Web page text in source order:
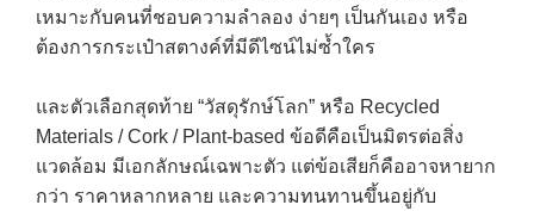
เหมาะกับคนที่ชอบความลำลอง ง่ายๆ เป็นกันเอง หรือ
ต้องการกระเป๋าสตางค์ที่มีดีไซน์ไม่ซ้ำใคร
และตัวเลือกสุดท้าย “วัสดุรักษ์โลก” หรือ Recycled
Materials / Cork / Plant-based ข้อดีคือเป็นมิตรต่อสิ่ง
แวดล้อม มีเอกลักษณ์เฉพาะตัว แต่ข้อเสียก็คืออาจหายาก
กว่า ราคาหลากหลาย และความทนทานขึ้นอยู่กับ